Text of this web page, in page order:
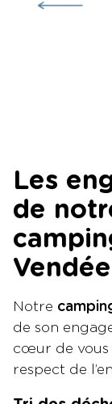
Les
de
Vendée
Notre
de son
cœur de vous
respect de